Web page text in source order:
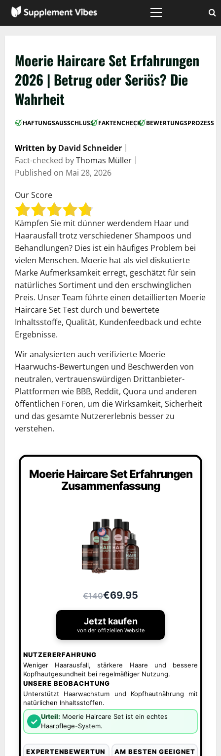
Zum
Inhalt
Hauptmenü
Moerie Haircare Set Erfahrungen
2026 | Betrug oder Seriös? Die
Wahrheit
HAFTUNGSAUSSCHLUSS
| FAKTENCHECK
| BEWERTUNGSPROZESS
Written by David Schneider
Fact-checked byThomas Müller
Published on Mai 28, 2026
Our Score
Kämpfen Sie mit dünner werdendem Haar und
Haarausfall trotz verschiedener Shampoos und
Behandlungen? Dies ist ein häufiges Problem bei
vielen Menschen. Moerie hat als viel diskutierte
Marke Aufmerksamkeit erregt, geschätzt für sein
natürliches Sortiment und den erschwinglichen
Preis. Unser Team führte einen detaillierten Moerie
Haircare Set Test durch und bewertete
Inhaltsstoffe, Qualität, Kundenfeedback und echte
Ergebnisse.
Wir analysierten auch verifizierte Moerie
Haarwuchs-Bewertungen und Beschwerden von
neutralen, vertrauenswürdigen Drittanbieter-
Plattformen wie BBB, Reddit, Quora und anderen
öffentlichen Foren, um die Wirksamkeit, Sicherheit
und das gesamte Nutzererlebnis besser zu
verstehen.
Moerie Haircare Set Erfahrungen
Zusammenfassung
€140€69.95
Jetzt kaufen
von der offiziellen Website
NUTZERERFAHRUNG
Weniger Haarausfall, stärkere Haare und bessere
Kopfhautgesundheit bei regelmäßiger Nutzung.
UNSERE BEOBACHTUNG
Unterstützt Haarwachstum und Kopfhautnährung mit
natürlichen Inhaltsstoffen.
✓ Urteil: Moerie Haircare Set ist ein echtes
Haarpflege-System.
EXPERTENBEWERTUN
AM BESTEN GEEIGNET